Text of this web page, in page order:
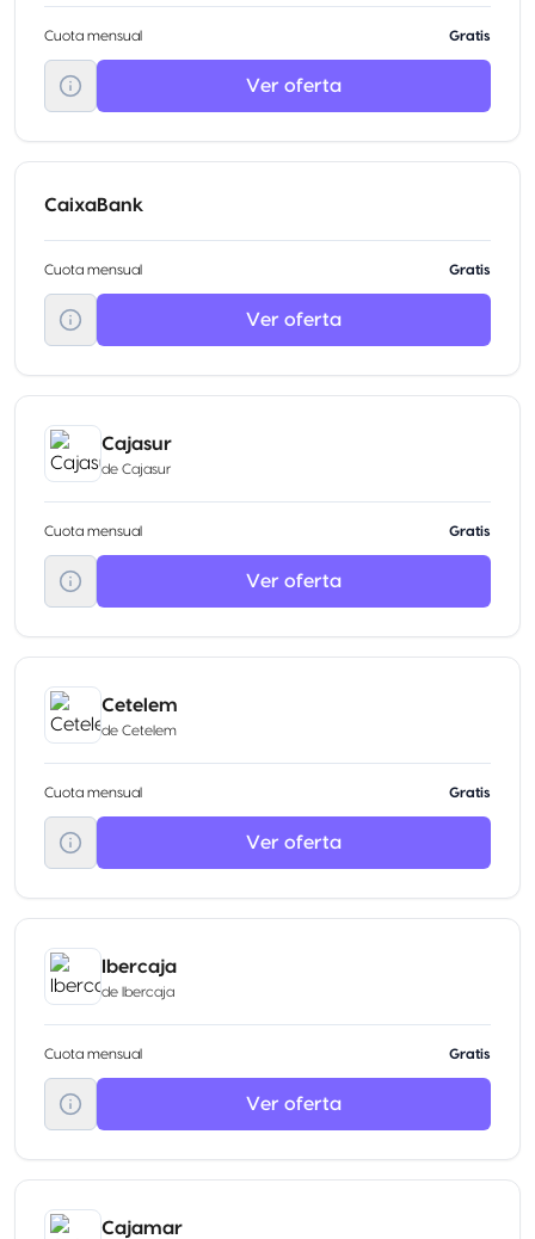
Cuota mensual Gratis
Ver oferta
CaixaBank
Cuota mensual Gratis
Ver oferta
Cajasur
de Cajasur
Cuota mensual Gratis
Ver oferta
Cetelem
de Cetelem
Cuota mensual Gratis
Ver oferta
Ibercaja
de Ibercaja
Cuota mensual Gratis
Ver oferta
Cajamar